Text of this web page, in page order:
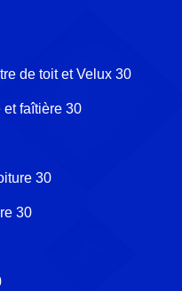
de toit et Velux 30
et faîtière 30
30
30